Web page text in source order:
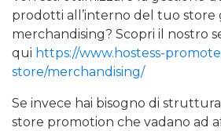
prodotti all’interno del tuo store
merchandising? Scopri il nostro
qui https://www.hostess-
store/merchandising/
Se invece hai bisogno di
store promotion che vadano ad